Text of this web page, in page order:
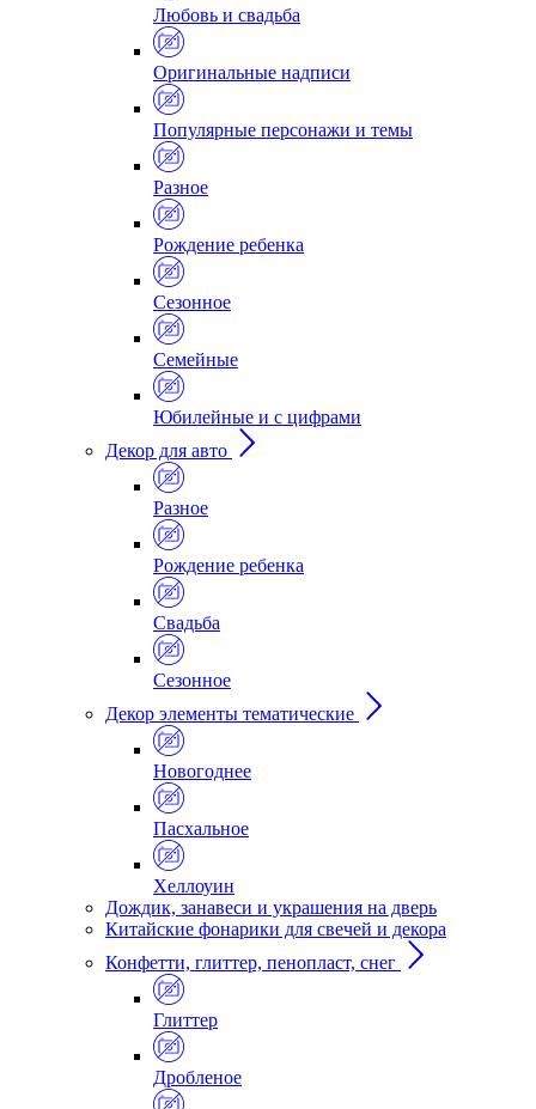
Любовь и свадьба
Оригинальные надписи
Популярные персонажи и темы
Разное
Рождение ребенка
Сезонное
Семейные
Юбилейные и с цифрами
Декор для авто
Разное
Рождение ребенка
Свадьба
Сезонное
Декор элементы тематические
Новогоднее
Пасхальное
Хеллоуин
Дождик, занавеси и украшения на дверь
Китайские фонарики для свечей и декора
Конфетти, глиттер, пенопласт, снег
Глиттер
Дробленое